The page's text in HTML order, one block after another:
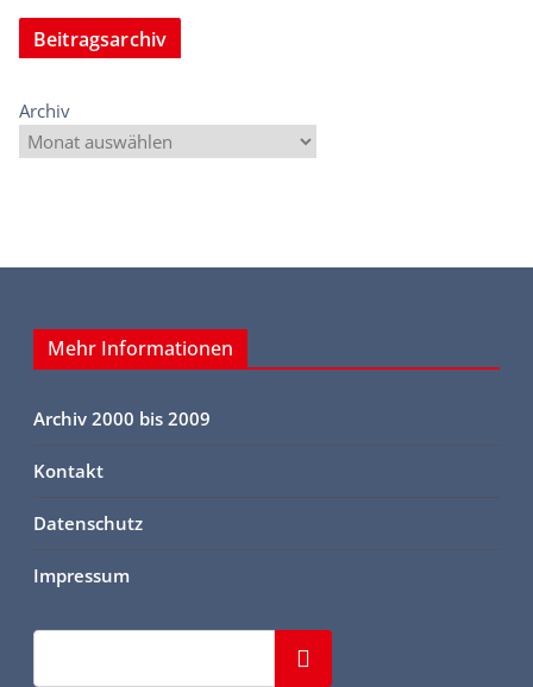
Beitragsarchiv
Archiv
Mehr Informationen
Archiv 2000 bis 2009
Kontakt
Datenschutz
Impressum
Suchen